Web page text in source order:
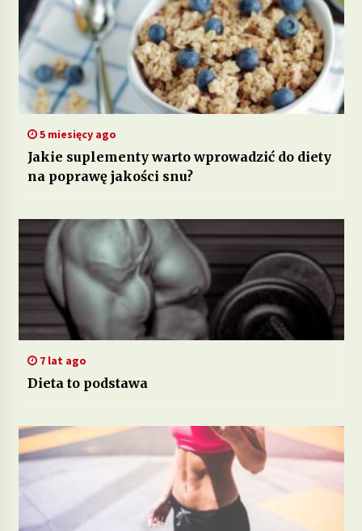
5 miesięcy ago
Jakie suplementy warto wprowadzić do diety
na poprawę jakości snu?
7 lat ago
Dieta to podstawa